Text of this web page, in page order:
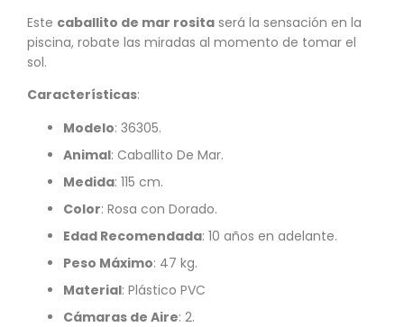
Este caballito de mar rosita será la sensación en la
piscina, robate las miradas al momento de tomar el
sol.
Características:
Modelo: 36305.
Animal: Caballito De Mar.
Medida: 115 cm.
Color: Rosa con Dorado.
Edad Recomendada: 10 años en adelante.
Peso Máximo: 47 kg.
Material: Plástico PVC
Cámaras de Aire: 2.